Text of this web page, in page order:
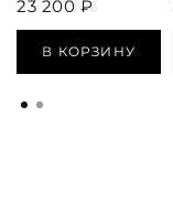
23 200 ₽
В КОРЗИНУ